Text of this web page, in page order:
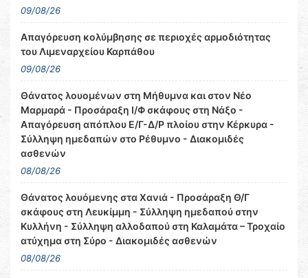
09/08/26
Απαγόρευση κολύμβησης σε περιοχές αρμοδιότητας
του Λιμεναρχείου Καρπάθου
09/08/26
Θάνατος λουομένων στη Μήθυμνα και στον Νέο
Μαρμαρά - Προσάραξη Ι/Φ σκάφους στη Νάξο -
Απαγόρευση απόπλου Ε/Γ-Δ/Ρ πλοίου στην Κέρκυρα -
Σύλληψη ημεδαπών στο Ρέθυμνο - Διακομιδές
ασθενών
08/08/26
Θάνατος λουόμενης στα Χανιά - Προσάραξη Θ/Γ
σκάφους στη Λευκίμμη - Σύλληψη ημεδαπού στην
Κυλλήνη - Σύλληψη αλλοδαπού στη Καλαμάτα – Τροχαίο
ατύχημα στη Σύρο - Διακομιδές ασθενών
08/08/26